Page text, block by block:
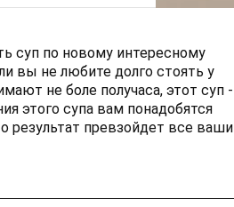
суп по новому интересному
вы не любите долго стоять у
не боле получаса, этот суп -
этого супа вам понадобятся
результат превзойдет все ваши